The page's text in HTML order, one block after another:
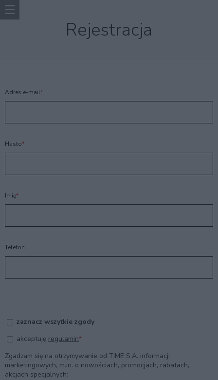
Rejestracja
Adres e-mail
Hasło
Imię
Telefon
zaznacz wszytkie zgody
akceptuję regulamin
Zgadzam się na otrzymywanie od TIME S.A. informacji
marketingowych, m.in. o nowościach, promocjach, rabatach,
akcjach specjalnych: